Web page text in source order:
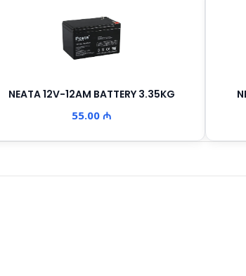
NEATA 12V-12AM BATTERY 3.35KG
55.00 ₼